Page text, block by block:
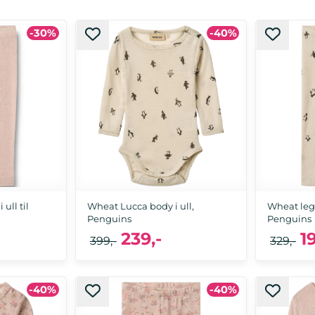
-30%
ull til
-40%
Wheat Lucca body i ull,
Penguins
239,-
399,-
Wheat
Penguins
329,-
-40% -40%